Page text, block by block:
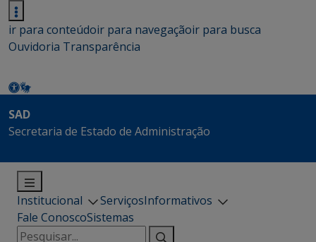
ir para conteúdoir para navegaçãoir para busca
Ouvidoria Transparência
SAD
Secretaria de Estado de Administração
Institucional ServiçosInformativos
Fale ConoscoSistemas
Pesquisar